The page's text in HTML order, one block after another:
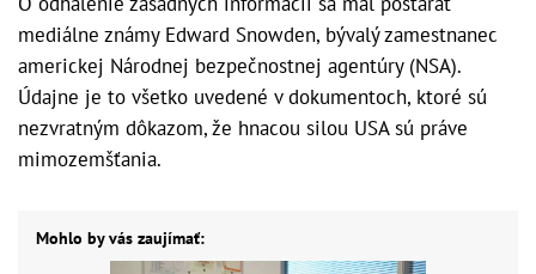
mediálne známy Edward Snowden, bývalý zamestnanec
americkej Národnej bezpečnostnej agentúry (NSA).
Údajne je to všetko uvedené v dokumentoch, ktoré sú
nezvratným dôkazom, že hnacou silou USA sú práve
mimozemšťania.
Mohlo by vás zaujímať: